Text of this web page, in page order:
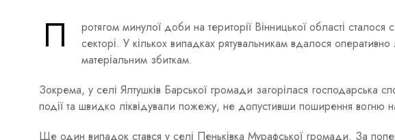
П
ротягом минулої доби на території Вінницької області
секторі. У кількох випадках рятувальникам вдалося оперативно
матеріальним збиткам.
Зокрема, у селі Ялтушків Барської громади загорілася господарська
події та швидко ліквідували пожежу, не допустивши поширення вогню на
Ще один випадок стався у селі Пеньківка Мурафської громади. За